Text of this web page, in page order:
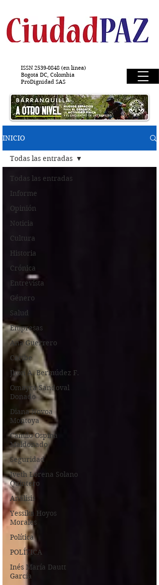
ISSN 2539-0848 (en línea)
Bogotá DC, Colombia
ProDignidad SAS
INICIO
Todas las entradas
Informe
Opinión
Noticia
Cultura
Historia
Crónica
Entrevista
Género
Salud
Empresas
Ana Guerrero
Caribe
Jhon A. Bermúdez F.
Omayra Sandoval
Donado
Diana Novoa
Montoya
Camilo Ospina
Maldonado
Seguridad
Iveth Lorena Solano
Quintero
Análisis
Yessika Hoyos
Morales
Política
POLÍTICA
Inés María Dautt
García
Todas las entradas